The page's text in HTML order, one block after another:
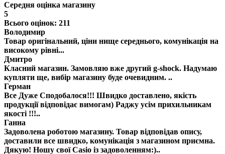
Середня оцінка магазину
5
Всього оцінок: 211
Володимир
Товар оригінальний, ціни нище середнього, комунікація на
високому рівні...
Дмитро
Класний магазин. Замовляю вже другий g-shock. Надумаю
купляти ще, вибір магазину буде очевидним. ..
Герман
Все Дуже Сподобалося!!! Швидко доставлено, якість
продукції відповідає вимогам) Раджу усім прихильникам
якості !!!..
Ганна
Задоволена роботою магазину. Товар відповідав опису,
доставили все швидко, комунікація з магазином приємна.
Дякую! Ношу свої Casio із задоволенням:)..